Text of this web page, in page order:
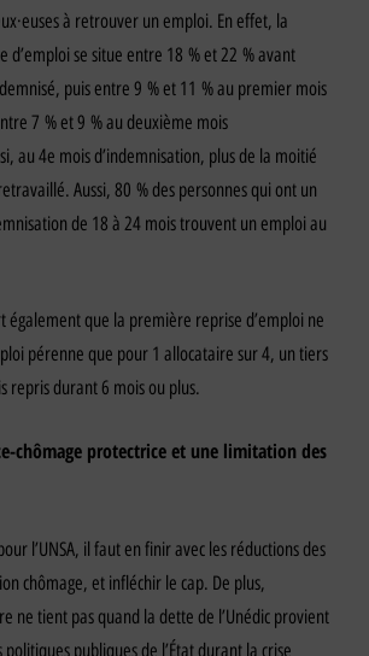
à retrouver un emploi. En effet, la
d’emploi se situe entre 18 % et 22 % avant
puis entre 9 % et 11 % au premier mois
7 % et 9 % au deuxième mois
au 4e mois d’indemnisation, plus de la moitié
Aussi, 80 % des personnes qui ont un
de 18 à 24 mois trouvent un emploi au
également que la première reprise d’emploi ne
pérenne que pour 1 allocataire sur 4, un tiers
repris durant 6 mois ou plus.
chômage protectrice et une limitation des
l’UNSA, il faut en finir avec les réductions des
chômage, et infléchir le cap. De plus,
ne tient pas quand la dette de l’Unédic provient
publiques de l’État durant la crise